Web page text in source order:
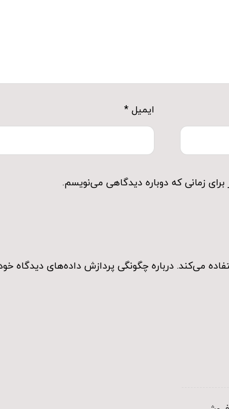
ایمیل*
زمانی که دوباره دیدگاهی می‌نویسم.
می‌کند. درباره چگونگی پردازش داده‌های دیدگاه